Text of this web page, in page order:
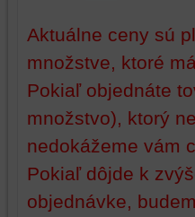
Aktuálne ceny sú
množstve, ktoré
Pokiaľ objednáte
množstvo), ktorý
nedokážeme vám
Pokiaľ dôjde k
objednávke,
vašom
(súbory
cookie
úložiská
prehliadača)
na
identifikáciu
vašej
zariadení
cookie
a
úložiská
prehliadača),
aby
sme
poskytovať